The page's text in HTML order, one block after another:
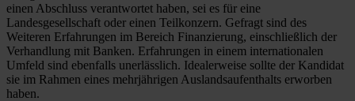
einen Abschluss verantwortet haben, sei es für eine
Landesgesellschaft oder einen Teilkonzern. Gefragt sind des
Weiteren Erfahrungen im Bereich Finanzierung, einschließlich der
Verhandlung mit Banken. Erfahrungen in einem internationalen
Umfeld sind ebenfalls unerlässlich. Idealerweise sollte der Kandidat
sie im Rahmen eines mehrjährigen Auslandsaufenthalts erworben
haben.